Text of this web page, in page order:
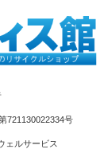
721130022334号
ェルサービス